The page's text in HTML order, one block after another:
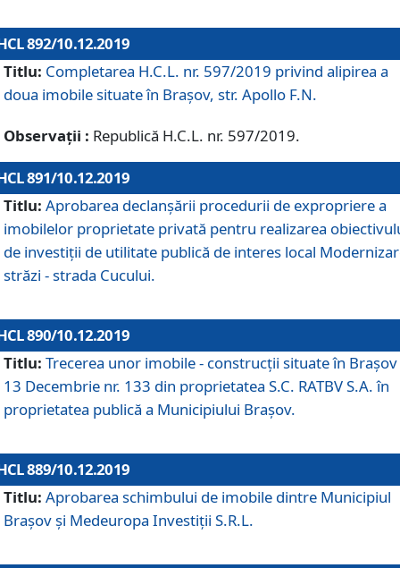
892/10.12.2019
Titlu: Completarea H.C.L. nr. 597/2019 privind alipirea a
doua imobile situate în Brașov, str. Apollo F.N.
Observații : Republică H.C.L. nr. 597/2019.
891/10.12.2019
Titlu: Aprobarea declanșării procedurii de expropriere a
imobilelor proprietate privată pentru realizarea
de investiții de utilitate publică de interes local
străzi - strada Cucului.
890/10.12.2019
Titlu: Trecerea unor imobile - construcții situate în Brașov
13 Decembrie nr. 133 din proprietatea S.C. RATBV S.A. în
proprietatea publică a Municipiului Brașov.
889/10.12.2019
Titlu: Aprobarea schimbului de imobile dintre Municipiul
Brașov și Medeuropa Investiții S.R.L.